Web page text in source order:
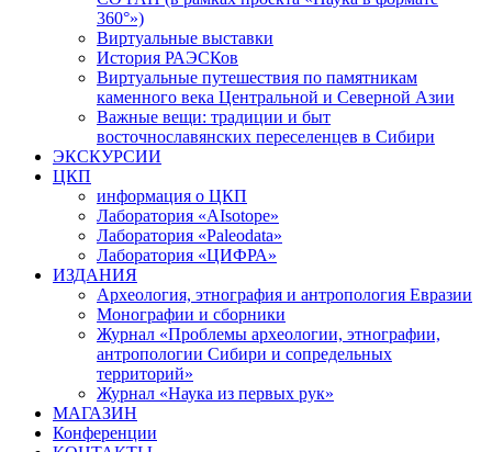
360°»)
Виртуальные выставки
История РАЭСКов
Виртуальные путешествия по памятникам
каменного века Центральной и Северной Азии
Важные вещи: традиции и быт
восточнославянских переселенцев в Сибири
ЭКСКУРСИИ
ЦКП
информация о ЦКП
Лаборатория «AIsotope»
Лаборатория «Paleodata»
Лаборатория «ЦИФРА»
ИЗДАНИЯ
Археология, этнография и антропология Евразии
Монографии и сборники
Журнал «Проблемы археологии, этнографии,
антропологии Сибири и сопредельных
территорий»
Журнал «Наука из первых рук»
МАГАЗИН
Конференции